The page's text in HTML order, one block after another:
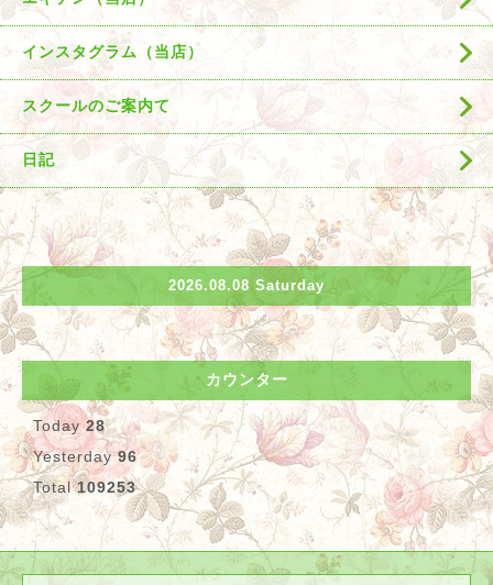
インスタグラム（当店）
スクールのご案内て
日記
2026.08.08 Saturday
カウンター
Today28
Yesterday96
Total109253